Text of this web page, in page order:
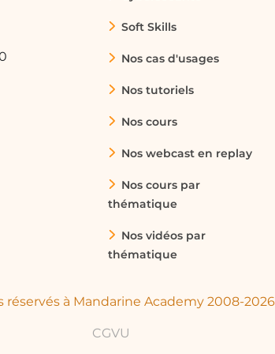
des contrats rapidement lors de
par email, le signer avec
qui accélère le processus de vente.
réel, améliorant ainsi leur
Soft Skills
Nos cas d'usages
Nos tutoriels
Nos cours
Nos webcast en replay
Nos cours par
thématique
Nos vidéos par
thématique
réservés à Mandarine Academy 2008-2026
CGVU